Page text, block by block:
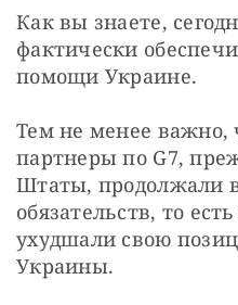
Как вы знаете,
фактически
помощи Украине.
Тем не менее важно,
партнеры по G7,
Штаты, продолжали
обязательств, то
ухудшали свою
Украины.